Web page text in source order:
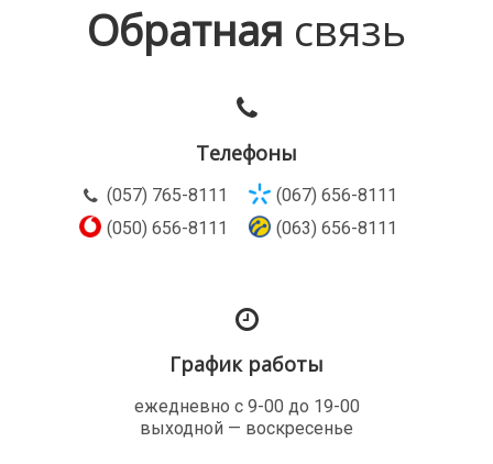
Обратная связь
Телефоны
(057) 765-8111
(067) 656-8111
(050) 656-8111
(063) 656-8111
График работы
ежедневно с 9-00 до 19-00
выходной — воскресенье